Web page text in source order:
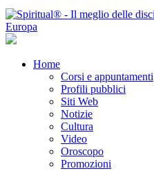
Home
Corsi e appuntamenti
Profili pubblici
Siti Web
Notizie
Cultura
Video
Oroscopo
Promozioni